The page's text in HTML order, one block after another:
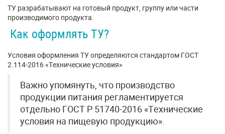
ТУ разрабатывают на готовый продукт, группу или части
производимого продукта.
Как оформлять ТУ?
Условия оформления ТУ определяются стандартом ГОСТ
2.114-2016 «Технические условия»
Важно упомянуть, что производство
продукции питания регламентируется
отдельно ГОСТ Р 51740-2016 «Технические
условия на пищевую продукцию».